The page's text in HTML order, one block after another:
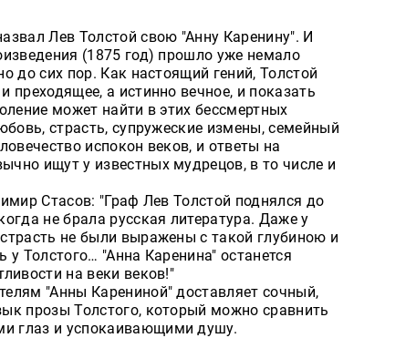
Лев Толстой свою "Анну Каренину". И
(1875 год) прошло уже немало
до сих пор. Как настоящий гений, Толстой
преходящее, а истинно вечное, и показать
может найти в этих бессмертных
страсть, супружеские измены, семейный
испокон веков, и ответы на
ищут у известных мудрецов, в то числе и
Стасов: "Граф Лев Толстой поднялся до
не брала русская литература. Даже у
не были выражены с такой глубиною и
у Толстого… "Анна Каренина" останется
на веки веков!"
"Анны Карениной" доставляет сочный,
прозы Толстого, который можно сравнить
глаз и успокаивающими душу.